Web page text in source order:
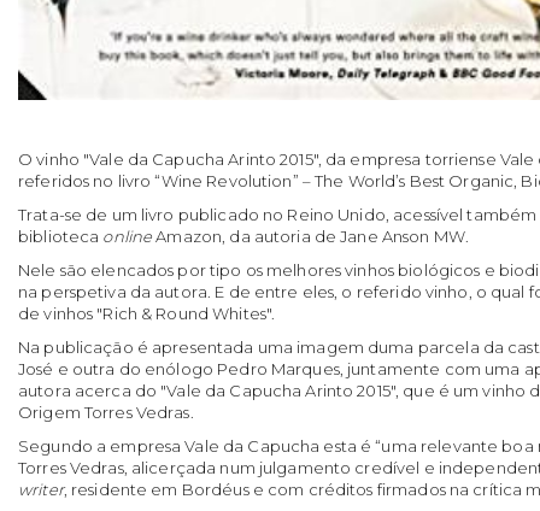
O vinho "Vale da Capucha Arinto 2015", da empresa torriense
referidos no livro “Wine Revolution” – The World’s Best Organic,
Trata-se de um livro publicado no Reino Unido, acessível também
biblioteca onlineAmazon, da autoria de Jane Anson MW.
Nele são elencados por tipo os melhores vinhos biológicos e
na perspetiva da autora. E de entre eles, o referido vinho, o qual
de vinhos "Rich & Round Whites".
Na publicação é apresentada uma imagem duma parcela da
José e outra do enólogo Pedro Marques, juntamente com uma
autora acerca do "Vale da Capucha Arinto 2015", que é um vinho
Origem Torres Vedras.
Segundo a empresa Vale da Capucha esta é “uma relevante boa
Torres Vedras, alicerçada num julgamento credível e
writer, residente em Bordéus e com créditos firmados na crítica